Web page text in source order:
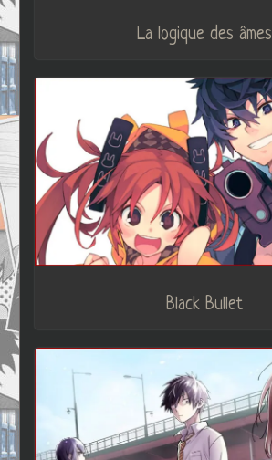
La logique des âmes
Black Bullet